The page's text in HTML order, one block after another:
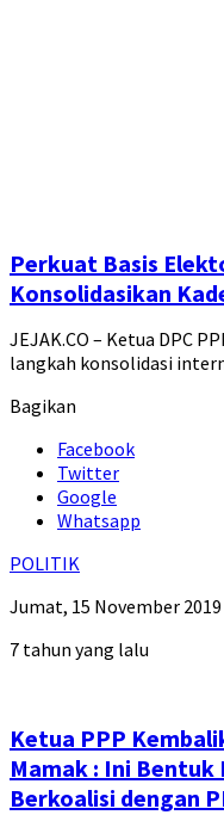
Perkuat Basis
Konsolidasikan
JEJAK.CO – Ketua DPC
langkah konsolidasi
Bagikan
Facebook
Twitter
Google
Whatsapp
POLITIK
Jumat, 15 November 2019
7 tahun yang lalu
Ketua PPP
Mamak : Ini
Berkoalisi dengan